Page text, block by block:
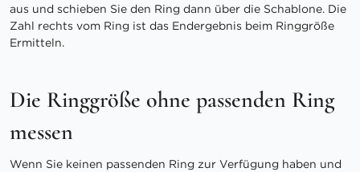
aus und schieben Sie den Ring dann über die Schablone. Die
Zahl rechts vom Ring ist das Endergebnis beim Ringgröße
Ermitteln.
Die Ringgröße ohne passenden Ring
messen
Wenn Sie keinen passenden Ring zur Verfügung haben und